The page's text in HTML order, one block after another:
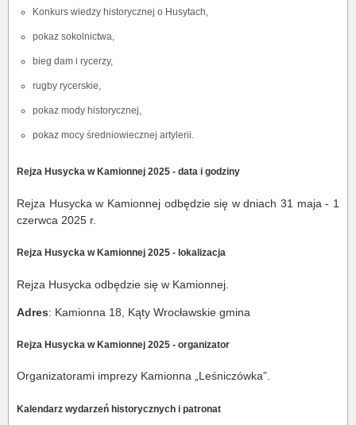
Konkurs wiedzy historycznej o Husytach,
pokaz sokolnictwa,
bieg dam i rycerzy,
rugby rycerskie,
pokaz mody historycznej,
pokaz mocy średniowiecznej artylerii.
Rejza Husycka w Kamionnej 2025 - data i godziny
Rejza Husycka w Kamionnej odbędzie się w dniach 31 maja - 1
czerwca 2025 r.
Rejza Husycka w Kamionnej 2025 - lokalizacja
Rejza Husycka odbędzie się w Kamionnej.
Adres: Kamionna 18, Kąty Wrocławskie gmina
Rejza Husycka w Kamionnej 2025 - organizator
Organizatorami imprezy Kamionna „Leśniczówka”.
Kalendarz wydarzeń historycznych i patronat